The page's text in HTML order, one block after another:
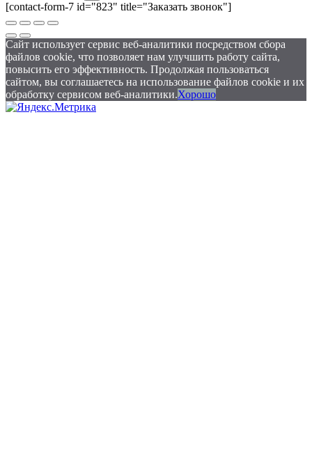
[contact-form-7 id="823" title="Заказать звонок"]
Сайт использует сервис веб-аналитики посредством сбора
файлов cookie, что позволяет нам улучшить работу сайта,
повысить его эффективность. Продолжая пользоваться
сайтом, вы соглашаетесь на использование файлов cookie и их
обработку сервисом веб-аналитики.Хорошо